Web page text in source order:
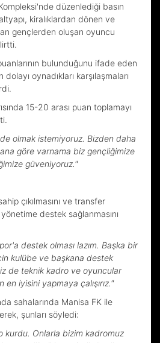
düzenlediği basın
kiralıklardan dönen ve
gençlerden oluşan oyuncu
bulunduğunu ifade eden
dolayı oynadıkları karşılaşmaları
15-20 arası puan toplamayı
olmak istemiyoruz. Bizden daha
göre varnama biz gençliğimize
güveniyoruz."
çıkılmasını ve transfer
yönetime destek sağlanmasını
destek olması lazım. Başka bir
kulübe ve başkana destek
de teknik kadro ve oyuncular
iyisini yapmaya çalışırız."
sahalarında Manisa FK ile
şunları söyledi:
kurdu. Onlarla bizim kadromuz